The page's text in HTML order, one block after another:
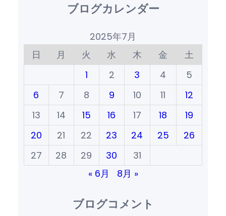
ブログカレンダー
2025年7月
日
月 火 水 木 金
土
1
2 3 4
5
6
7 8 9 10 11
12
13
14 15 16 17 18
19
20
21 22 23 24 25
26
27
28 29 30
31
« 6月
8月 »
ブログコメント